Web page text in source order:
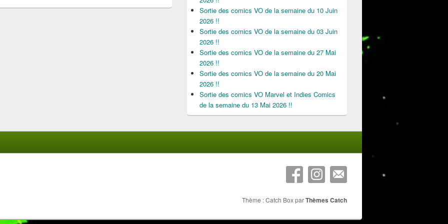
Sortie des comics VO de la semaine du 10 Juin
2026 !!
Sortie des comics VO de la semaine du 03 Juin
2026 !!
Sortie des comics VO de la semaine du 27 Mai
2026 !!
Sortie des comics VO de la semaine du 20 Mai
2026 !!
Sortie des comics VO Marvel et Indies Comics
de la semaine du 13 Mai 2026 !!
Thème : Catch Box parThèmes Catch